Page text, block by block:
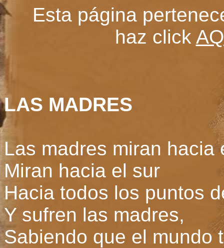
Esta página
haz click
LAS MADRES
Las madres miran hacia
Miran hacia el sur
Hacia todos los puntos
Y sufren las madres,
Sabiendo que el mundo